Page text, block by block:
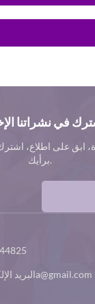
في نشراتنا
ابق على اطلاع،
برأيك.
البريد1402410005a@gmail.com